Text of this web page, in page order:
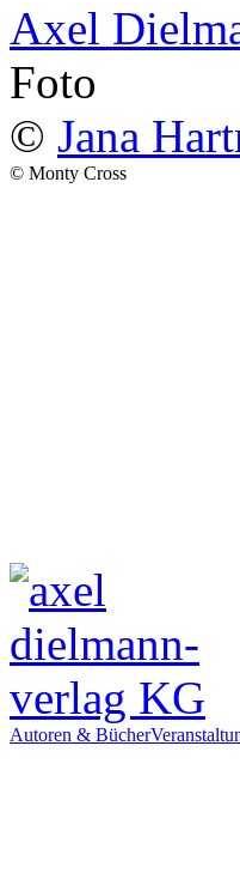
Axel
Foto
© Jana
© Monty Cross
Autoren & Bücher